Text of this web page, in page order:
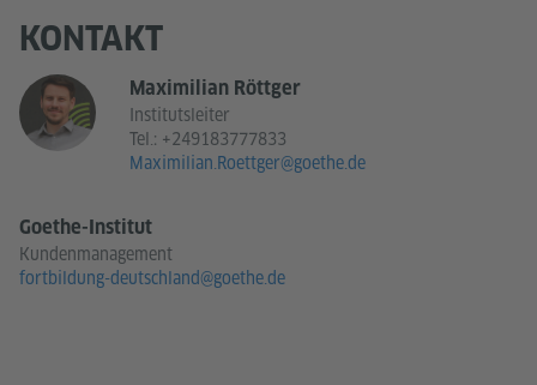
KONTAKT
Maximilian Röttger
Institutsleiter
Tel.: +249183777833
Maximilian.Roettger@goethe.de
Goethe-Institut
Kundenmanagement
fortbildung-deutschland@goethe.de